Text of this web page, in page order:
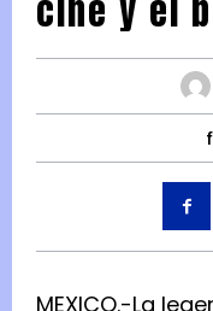
cine y el
MEXICO.-La